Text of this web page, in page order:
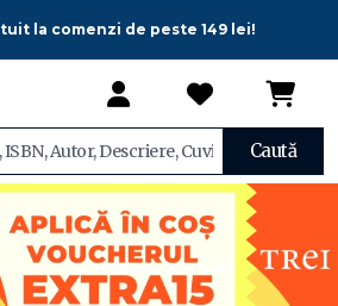
la comenzi de peste 149 lei!
Caută